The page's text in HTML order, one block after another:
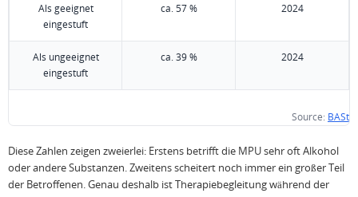
Als geeignet
eingestuft
ca. 57 % 2024
Als ungeeignet
eingestuft
ca. 39 % 2024
Source: BASt
Diese Zahlen zeigen zweierlei: Erstens betrifft die MPU sehr oft Alkohol
oder andere Substanzen. Zweitens scheitert noch immer ein großer Teil
der Betroffenen. Genau deshalb ist Therapiebegleitung während der